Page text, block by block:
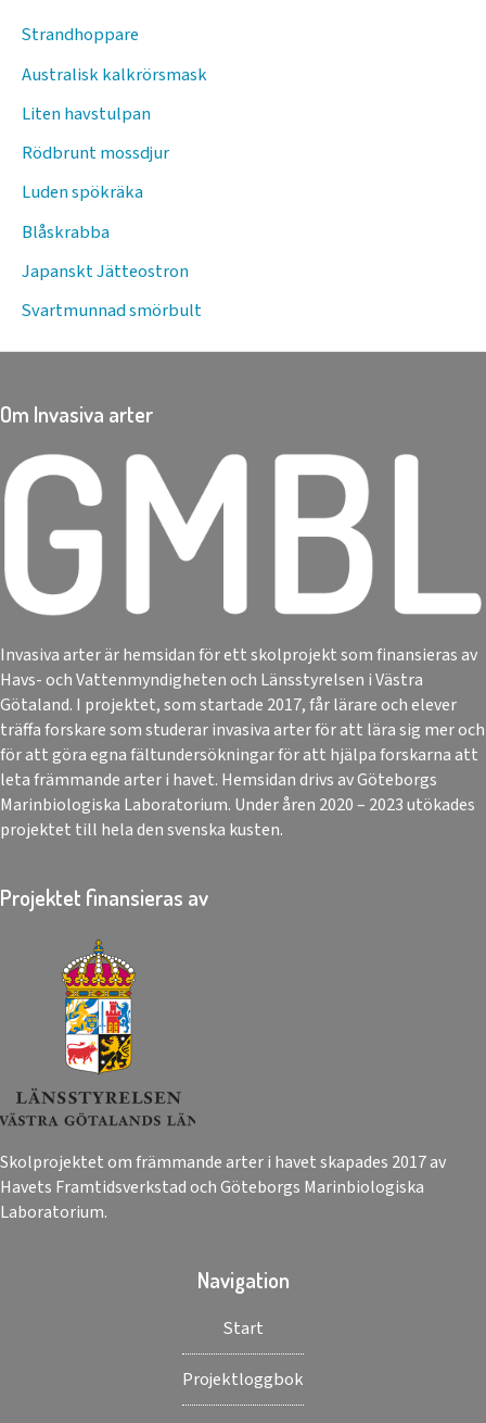
Strandhoppare
Australisk kalkrörsmask
Liten havstulpan
Rödbrunt mossdjur
Luden spökräka
Blåskrabba
Japanskt Jätteostron
Svartmunnad smörbult
Om Invasiva arter
Invasiva arter är hemsidan för ett skolprojekt som finansieras av
Havs- och Vattenmyndigheten och Länsstyrelsen i Västra
Götaland. I projektet, som startade 2017, får lärare och elever
träffa forskare som studerar invasiva arter för att lära sig mer och
för att göra egna fältundersökningar för att hjälpa forskarna att
leta främmande arter i havet. Hemsidan drivs av Göteborgs
Marinbiologiska Laboratorium. Under åren 2020 – 2023 utökades
projektet till hela den svenska kusten.
Projektet finansieras av
Skolprojektet om främmande arter i havet skapades 2017 av
Havets Framtidsverkstad och Göteborgs Marinbiologiska
Laboratorium.
Navigation
Start
Projektloggbok